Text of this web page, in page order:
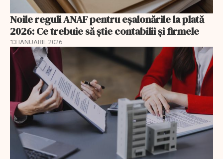
Noile reguli ANAF pentru eşalonările la plată
2026: Ce trebuie să știe contabilii și firmele
13 IANUARIE 2026